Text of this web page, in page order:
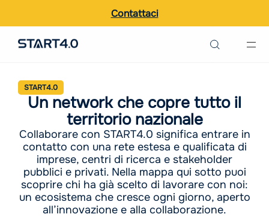
Contattaci
Italiano
English
START4.0
Un network che copre tutto il
territorio nazionale
Collaborare con START4.0 significa entrare in
contatto con una rete estesa e qualificata di
imprese, centri di ricerca e stakeholder
pubblici e privati. Nella mappa qui sotto puoi
scoprire chi ha già scelto di lavorare con noi:
un ecosistema che cresce ogni giorno, aperto
all’innovazione e alla collaborazione.